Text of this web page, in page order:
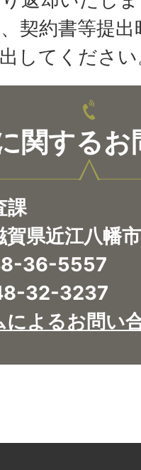
契約書等提
してくださ
関するお
課
県近江八幡
36-5557
32-3237
によるお問い